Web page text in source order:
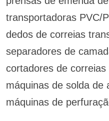
transportadoras PVC/
dedos de correias
separadores de
cortadores de
máquinas de solda de
máquinas de